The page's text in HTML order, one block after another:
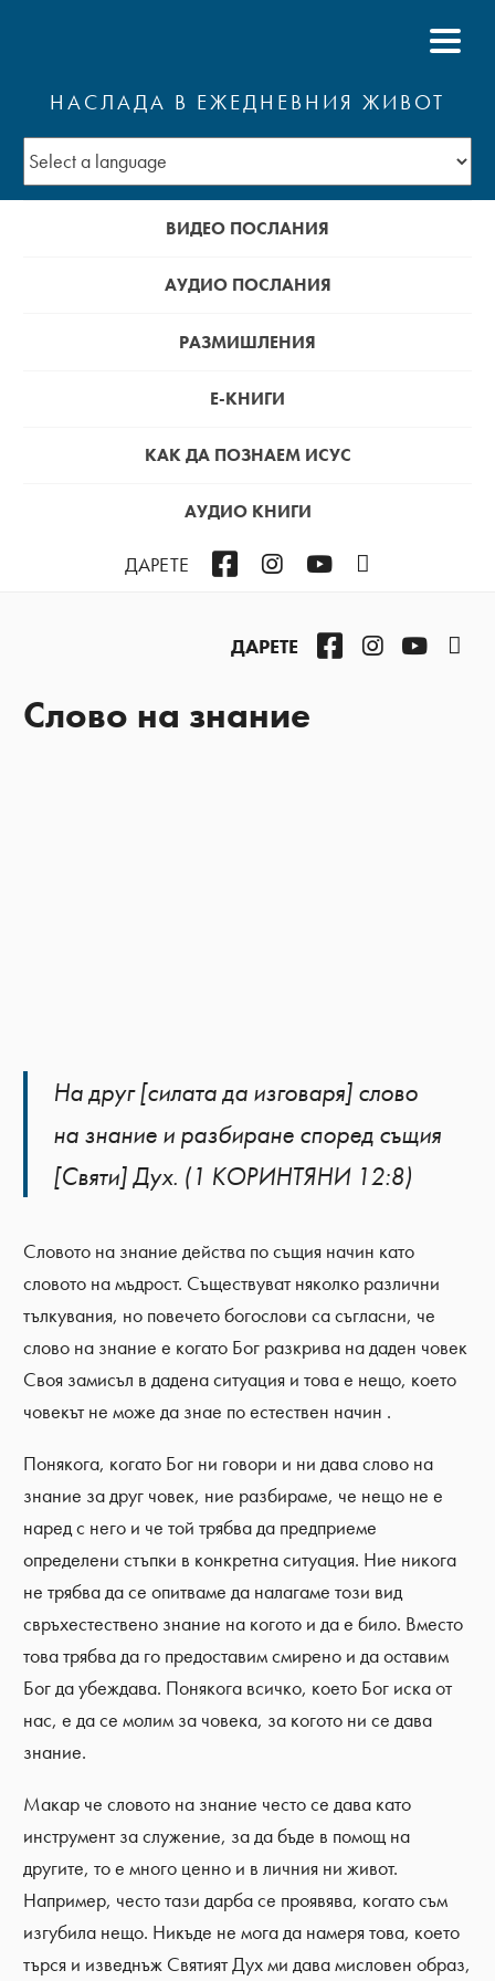
НАСЛАДА В ЕЖЕДНЕВНИЯ ЖИВОТ
ВИДЕО ПОСЛАНИЯ
АУДИО ПОСЛАНИЯ
РАЗМИШЛЕНИЯ
Е-КНИГИ
КАК ДА ПОЗНАЕМ ИСУС
АУДИО КНИГИ
ДАРЕТЕ FacebookInstagramYouTube
ДАРЕТЕ Facebook
Instagram
Слово на знание
На друг [силата да изговаря] слово
на знание и разбиране според същия
[Святи] Дух. (1 КОРИНТЯНИ 12:8)
Словото на знание действа по същия начин като
словото на мъдрост. Съществуват няколко различни
тълкувания, но повечето богослови са съгласни, че
слово на знание е когато Бог разкрива на даден човек
Своя замисъл в дадена ситуация и това е нещо, което
човекът не може да знае по естествен начин .
Понякога, когато Бог ни говори и ни дава слово на
знание за друг човек, ние разбираме, че нещо не е
наред с него и че той трябва да предприеме
определени стъпки в конкретна ситуация. Ние никога
не трябва да се опитваме да налагаме този вид
свръхестествено знание на когото и да е било. Вместо
това трябва да го предоставим смирено и да оставим
Бог да убеждава. Понякога всичко, което Бог иска от
нас, е да се молим за човека, за когото ни се дава
знание.
Макар че словото на знание често се дава като
инструмент за служение, за да бъде в помощ на
другите, то е много ценно и в личния ни живот.
Например, често тази дарба се проявява, когато съм
изгубила нещо. Никъде не мога да намеря това, което
търся и изведнъж Святият Дух ми дава мисловен образ,